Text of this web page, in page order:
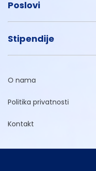
Poslovi
Stipendije
O nama
Politika privatnosti
Kontakt